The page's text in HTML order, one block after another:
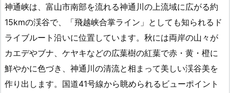
神通峡は、富山市南部を流れる神通川の上流域に広がる約
15kmの渓谷で、「飛越峡合掌ライン」としても知られるド
ライブルート沿いに位置しています。秋には両岸の山々が
カエデやブナ、ケヤキなどの広葉樹の紅葉で赤・黄・橙に
鮮やかに色づき、神通川の清流と相まって美しい渓谷美を
作り出します。国道41号線から眺められるビューポイント